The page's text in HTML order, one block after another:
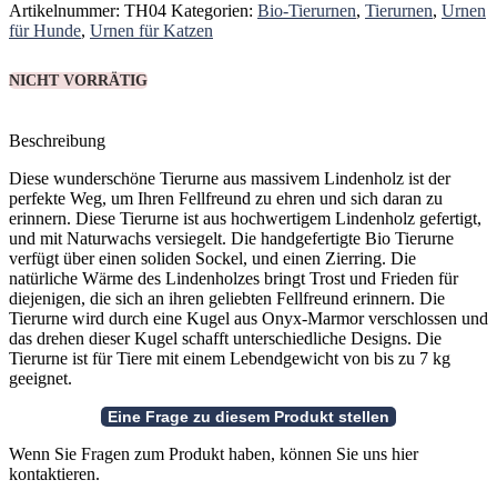
Artikelnummer: TH04 Kategorien: Bio-Tierurnen, Tierurnen, Urnen
für Hunde, Urnen für Katzen
NICHT VORRÄTIG
Beschreibung
Diese wunderschöne Tierurne aus massivem Lindenholz ist der
perfekte Weg, um Ihren Fellfreund zu ehren und sich daran zu
erinnern. Diese Tierurne ist aus hochwertigem Lindenholz gefertigt,
und mit Naturwachs versiegelt. Die handgefertigte Bio Tierurne
verfügt über einen soliden Sockel, und einen Zierring. Die
natürliche Wärme des Lindenholzes bringt Trost und Frieden für
diejenigen, die sich an ihren geliebten Fellfreund erinnern. Die
Tierurne wird durch eine Kugel aus Onyx-Marmor verschlossen und
das drehen dieser Kugel schafft unterschiedliche Designs. Die
Tierurne ist für Tiere mit einem Lebendgewicht von bis zu 7 kg
geeignet.
Wenn Sie Fragen zum Produkt haben, können Sie uns hier
kontaktieren.